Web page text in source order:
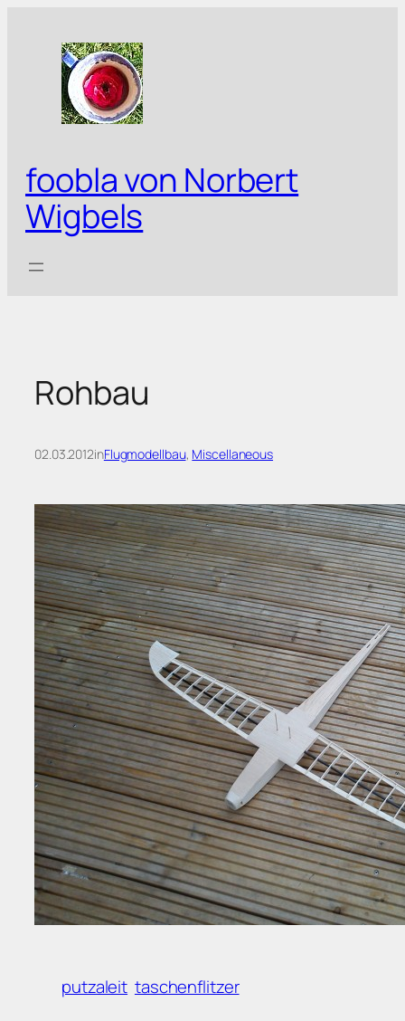
springen
foobla von Norbert
Wigbels
Rohbau
02.03.2012inFlugmodellbau, Miscellaneous
putzaleit taschenflitzer